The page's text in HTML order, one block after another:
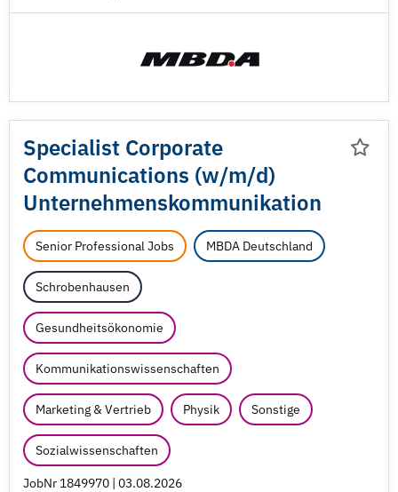
Specialist Corporate
Communications (w/m/d)
Unternehmenskommunikation
Senior Professional Jobs MBDA Deutschland
Schrobenhausen
Gesundheitsökonomie
Kommunikationswissenschaften
Marketing & Vertrieb Physik Sonstige
Sozialwissenschaften
JobNr 1849970 | 03.08.2026